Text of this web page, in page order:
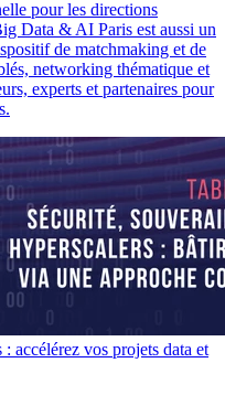
pour les directions
Data & AI Paris est aussi un
de matchmaking et de
networking thématique et
experts et partenaires pour
accélérez vos projets data et